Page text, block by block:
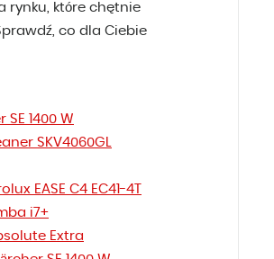
rynku, które chętnie
co dla Ciebie
1400 W
SKV4060GL
EASE C4 EC41-4T
i7+
Extra